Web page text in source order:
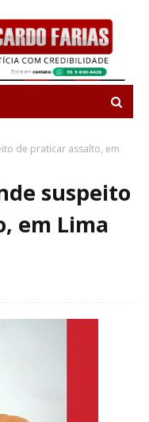
de praticar assalto, em
suspeito
em Lima